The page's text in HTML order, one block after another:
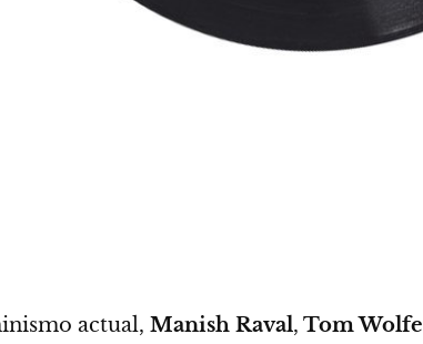
actual, Manish Raval, Tom Wolfe